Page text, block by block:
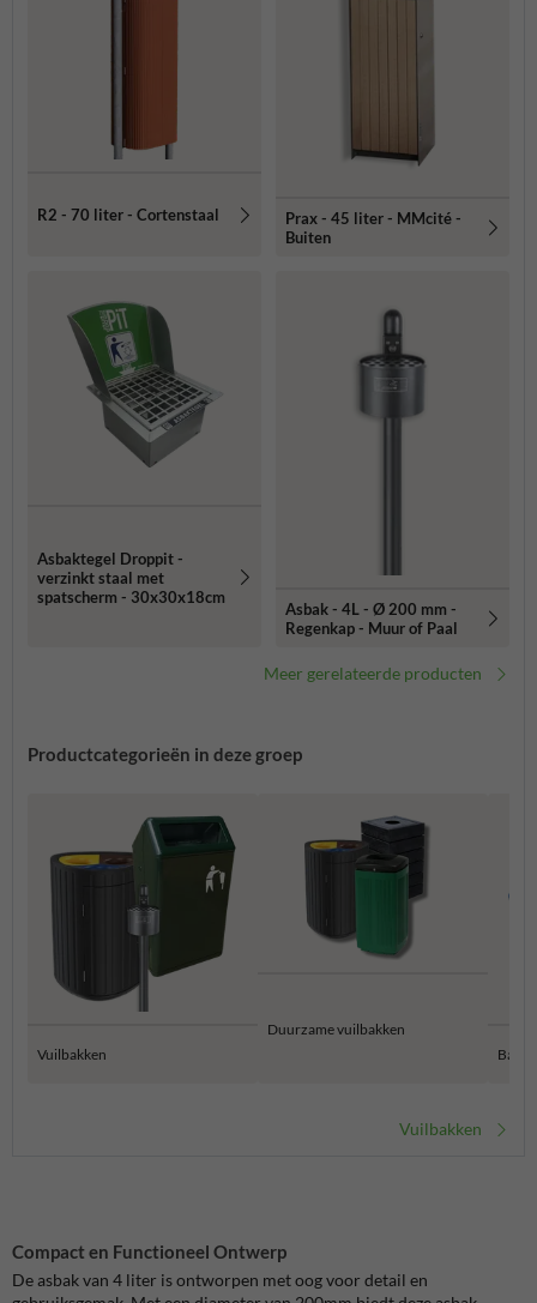
R2 - 70 liter - Cortenstaal
Prax - 45 liter - MMcité -
Buiten
Asbaktegel Droppit -
verzinkt staal met
spatscherm - 30x30x18cm
Asbak - 4L - Ø 200 mm -
Regenkap - Muur of Paal
Meer gerelateerde producten
Productcategorieën in deze groep
Vuilbakken
Duurzame vuilbakken
Vuilbakken
Compact en Functioneel Ontwerp
De asbak van 4 liter is ontworpen met oog voor detail en